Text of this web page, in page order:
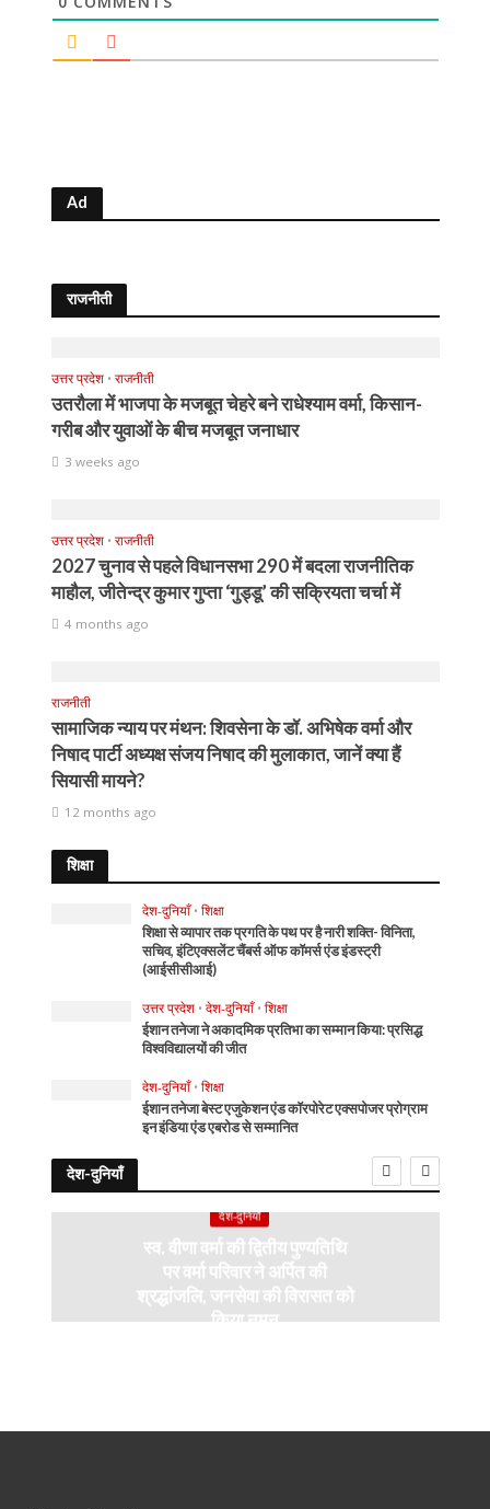
Ad
राजनीती
उत्तर प्रदेश • राजनीती
उतरौला में भाजपा के मजबूत चेहरे बने राधेश्याम वर्मा, किसान-
गरीब और युवाओं के बीच मजबूत जनाधार
3 weeks ago
उत्तर प्रदेश • राजनीती
2027 चुनाव से पहले विधानसभा 290 में बदला राजनीतिक
माहौल, जीतेन्द्र कुमार गुप्ता ‘गुड्डू’ की सक्रियता चर्चा में
4 months ago
राजनीती
सामाजिक न्याय पर मंथन: शिवसेना के डॉ. अभिषेक वर्मा और
निषाद पार्टी अध्यक्ष संजय निषाद की मुलाकात, जानें क्या हैं
सियासी मायने?
12 months ago
शिक्षा
देश-दुनियाँ • शिक्षा
शिक्षा से व्यापार तक प्रगति के पथ पर है नारी शक्ति- विनिता,
सचिव, इंटिएक्सलेंट चैंबर्स ऑफ कॉमर्स एंड इंडस्ट्री
(आईसीसीआई)
उत्तर प्रदेश • देश-दुनियाँ • शिक्षा
ईशान तनेजा ने अकादमिक प्रतिभा का सम्मान किया: प्रसिद्ध
विश्वविद्यालयों की जीत
देश-दुनियाँ • शिक्षा
ईशान तनेजा बेस्ट एजुकेशन एंड कॉरपोरेट एक्सपोजर प्रोग्राम
इन इंडिया एंड एबरोड से सम्मानित
देश-दुनियाँ
देश-दुनियाँ
स्व. वीणा वर्मा की द्वितीय पुण्यतिथि
पर वर्मा परिवार ने अर्पित की
श्रद्धांजलि, जनसेवा की विरासत को
किया नमन